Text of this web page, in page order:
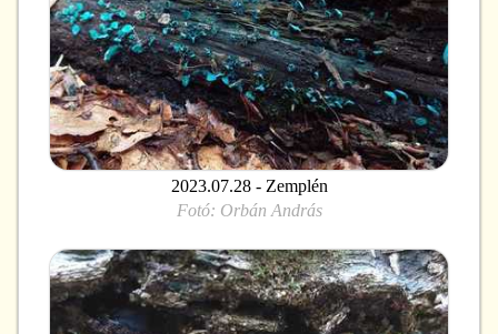
2023.07.28 - Zemplén
Fotó: Orbán András